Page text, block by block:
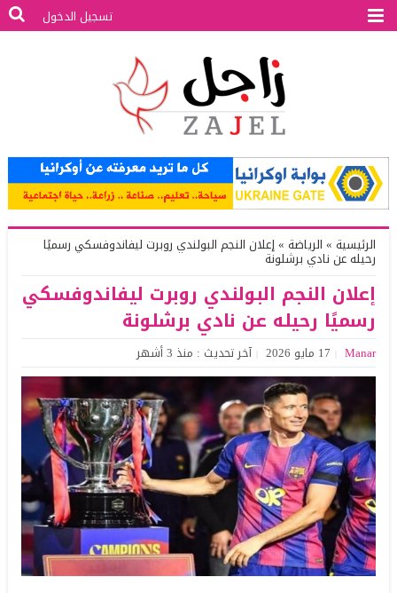
تسجيل الدخول
الرئيسية » الرياضة »إعلان النجم البولندي روبرت ليفاندوفسكي رسميًا
رحيله عن نادي برشلونة
إعلان النجم البولندي روبرت ليفاندوفسكي
رسميًا رحيله عن نادي برشلونة
Manar 17 مايو 2026 آخر تحديث : منذ 3 أشهر